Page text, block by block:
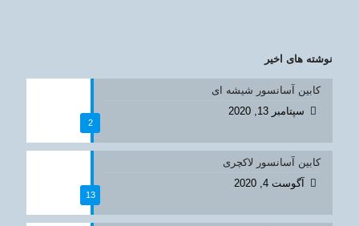
نوشته های اخیر
2
کابین آسانسور شیشه ای
سپتامبر 13, 2020
13
کابین آسانسور لاکچری
آگوست 4, 2020